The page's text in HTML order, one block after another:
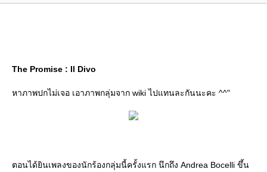
The Promise : Il Divo
หาภาพปกไม่เจอ เอาภาพกลุ่มจาก wiki ไปแทนละกันนะคะ ^^"
ตอนได้ยินเพลงของนักร้องกลุ่มนี้ครั้งแรก นึกถึง Andrea Bocelli ขึ้น